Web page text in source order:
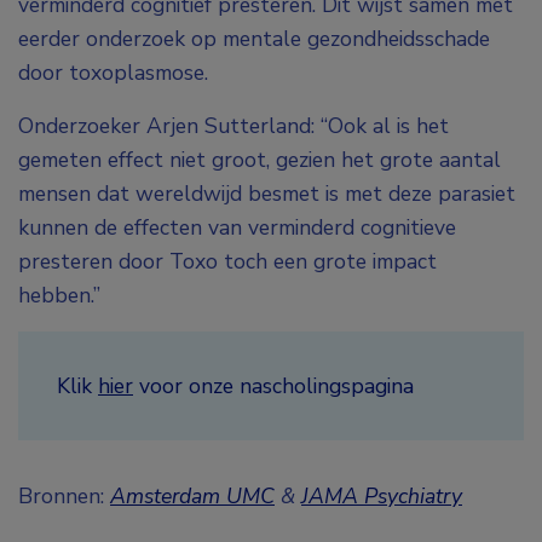
eerder onderzoek op mentale gezondheidsschade
door toxoplasmose.
Onderzoeker Arjen Sutterland: “Ook al is het
gemeten effect niet groot, gezien het grote aantal
mensen dat wereldwijd besmet is met deze parasiet
kunnen de effecten van verminderd cognitieve
presteren door Toxo toch een grote impact
hebben.”
Klik hier voor onze nascholingspagina
Bronnen: Amsterdam UMC &JAMA Psychiatry